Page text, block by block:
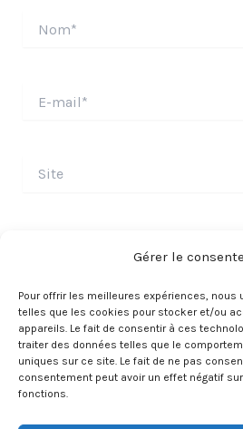
Gérer le
Pour offrir les meilleures expériences,
telles que les cookies pour stocker et/ou
appareils. Le fait de consentir à ces
traiter des données telles que le
uniques sur ce site. Le fait de ne pas
consentement peut avoir un effet négatif
fonctions.
mail*